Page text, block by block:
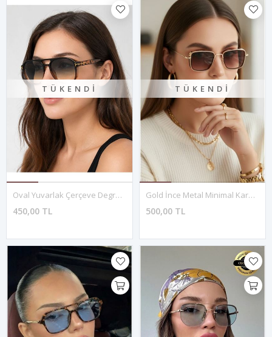
TÜKENDI
Oval Yuvarlak Çerçeve Degrade Cam Güneş Gözlüğü
450,00 TL
TÜKENDI
Gold İnce Metal Minimal Kare Güneş Gözlüğü
500,00 TL